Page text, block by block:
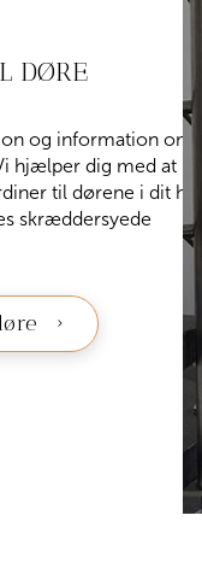
DØRE
og information om
hjælper dig med at
til dørene i dit hus.
skræddersyede